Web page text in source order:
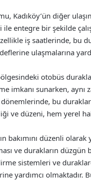
Kadıköy’ün diğer
entegre bir şekilde
iş saatlerinde, bu
ulaşmalarına
otobüs
imkanı sunarken, aynı
bu
ve düzeni, hem yerel
bakımını düzenli
ve durakların
sistemleri ve
yardımcı olmaktadır.